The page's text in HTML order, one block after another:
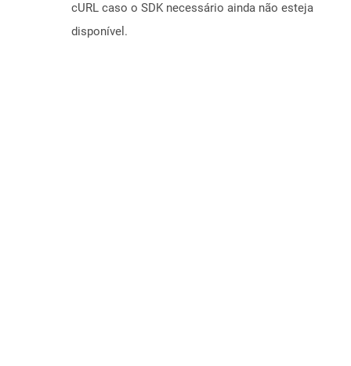
cURL caso o SDK necessário ainda não esteja
disponível.